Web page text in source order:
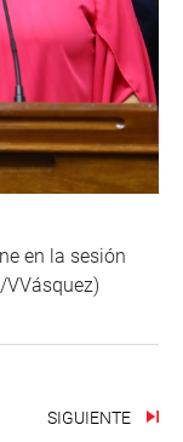
en la sesión
VVásquez)
SIGUIENTE